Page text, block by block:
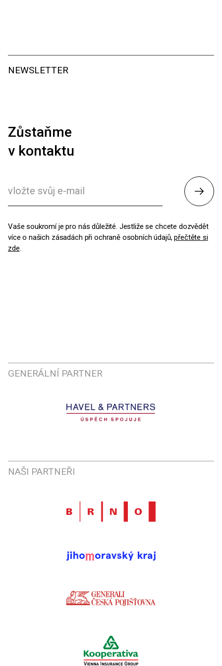
NEWSLETTER
Zůstaňme
v kontaktu
Vaše soukromí je pro nás důležité. Jestliže se chcete dozvědět
více o našich zásadách při ochraně osobních údajů,přečtěte si
zde.
GENERÁLNÍ PARTNER
NAŠI PARTNEŘI